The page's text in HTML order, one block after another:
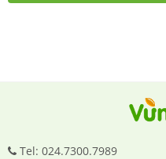
Tel: 024.7300.7989